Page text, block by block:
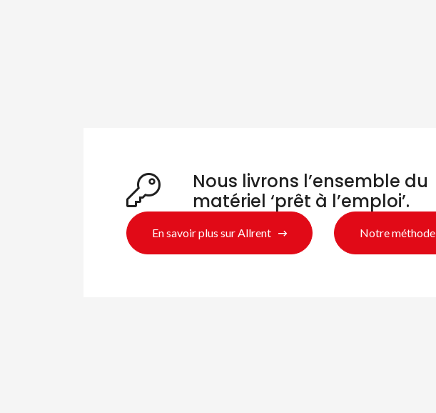
Nous livrons l’ensemble du
matériel ‘prêt à l’emploi’.
En savoir plus sur Allrent Notre méthode